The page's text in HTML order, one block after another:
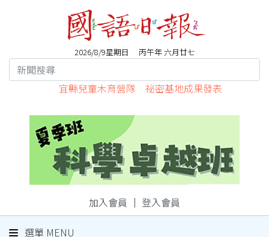
2026/8/9星期日 丙午年 六月廿七
宜縣兒童木育營隊 祕密基地成果發表
加入會員 ｜ 登入會員
選單 MENU